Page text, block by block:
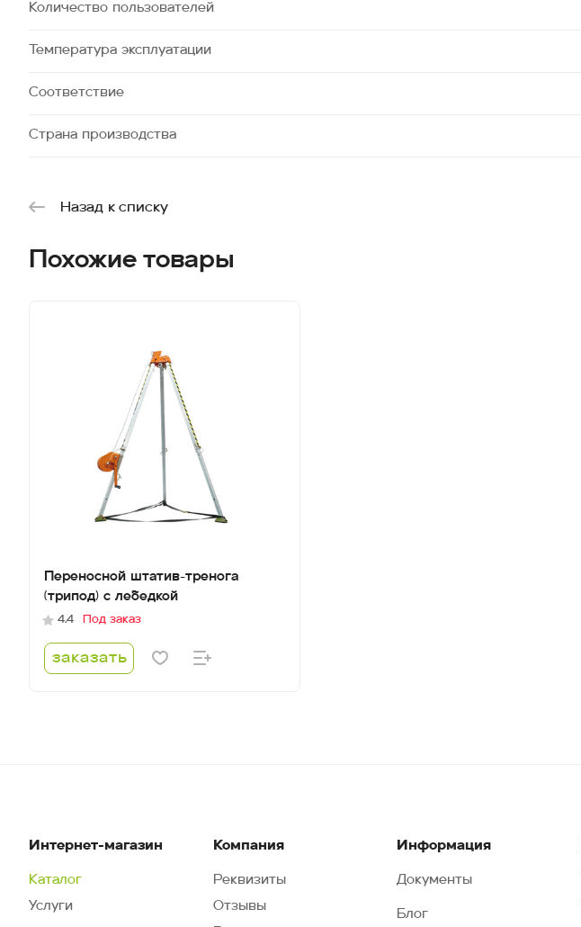
Количество пользователей
Температура эксплуатации
Соответствие
Страна производства
Назад к списку
Похожие товары
Переносной штатив-тренога
(трипод) с лебедкой
4.4 Под заказ
заказать
Интернет-магазин
Каталог
Услуги
Компания
Реквизиты
Отзывы
Информация
Документы
Блог